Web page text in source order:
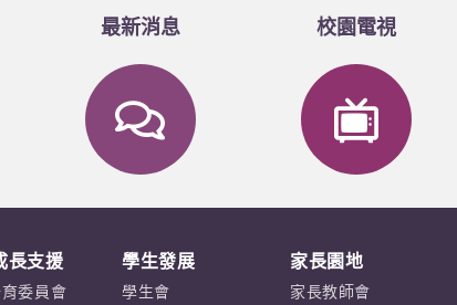
最新消息 校園電視
長支援
委員會
學生發展
學生會
家長園地
家長教師會